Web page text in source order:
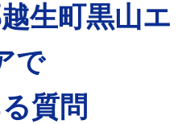
生町黒山エ
で
質問